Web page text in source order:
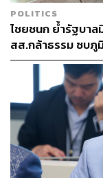
POLITICS
ไชยชนก ย้ำรัฐบาล
สส.กล้าธรรม ซบภู
ประเมิน โยนนายก